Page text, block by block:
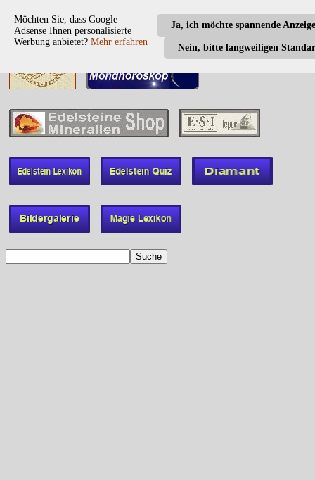
Ja, ich möchte spannende
Nein, bitte langweiligen
Möchten Sie, dass Google
Adsense Ihnen personalisierte
Werbung anbietet? Mehr erfahren